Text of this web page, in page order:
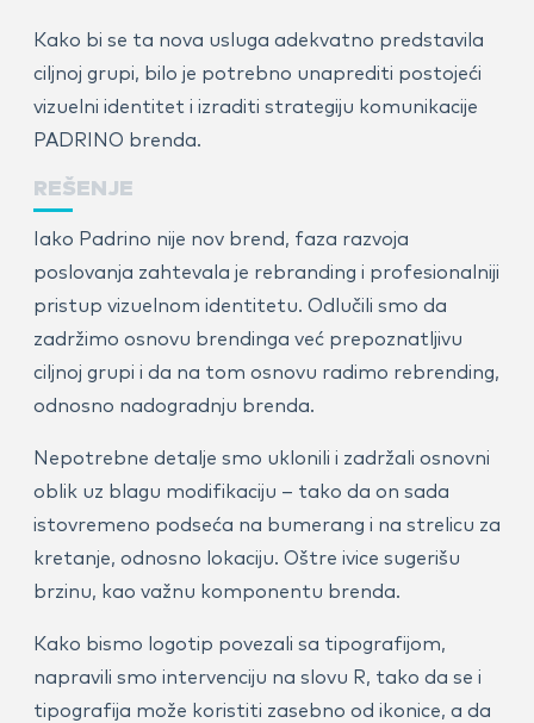
Kako bi se ta nova usluga adekvatno predstavila
ciljnoj grupi, bilo je potrebno unaprediti postojeći
vizuelni identitet i izraditi strategiju komunikacije
PADRINO brenda.
REŠENJE
Iako Padrino nije nov brend, faza razvoja
poslovanja zahtevala je rebranding i profesionalniji
pristup vizuelnom identitetu. Odlučili smo da
zadržimo osnovu brendinga već prepoznatljivu
ciljnoj grupi i da na tom osnovu radimo rebrending,
odnosno nadogradnju brenda.
Nepotrebne detalje smo uklonili i zadržali osnovni
oblik uz blagu modifikaciju – tako da on sada
istovremeno podseća na bumerang i na strelicu za
kretanje, odnosno lokaciju. Oštre ivice sugerišu
brzinu, kao važnu komponentu brenda.
Kako bismo logotip povezali sa tipografijom,
napravili smo intervenciju na slovu R, tako da se i
tipografija može koristiti zasebno od ikonice, a da